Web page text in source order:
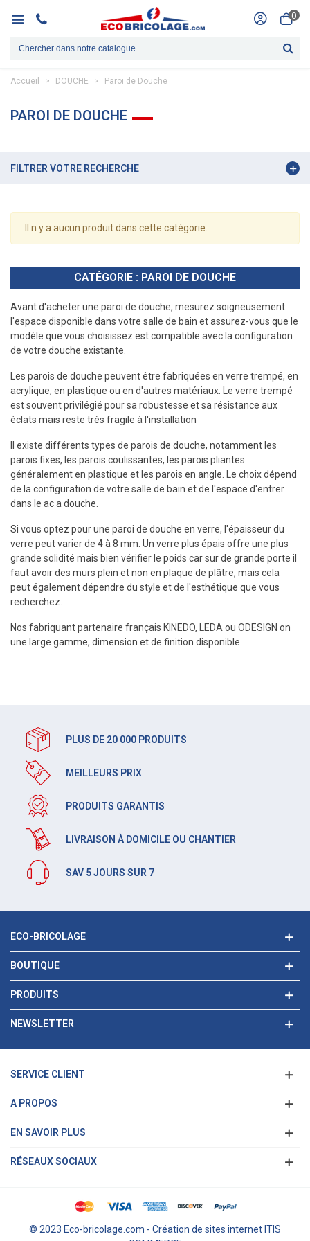
0
Accueil > DOUCHE > Paroi de Douche
PAROI DE DOUCHE
FILTRER VOTRE RECHERCHE
Il n y a aucun produit dans cette catégorie.
CATÉGORIE : PAROI DE DOUCHE
Avant d'acheter une paroi de douche, mesurez soigneusement
l'espace disponible dans votre salle de bain et assurez-vous que le
modèle que vous choisissez est compatible avec la configuration
de votre douche existante.
Les parois de douche peuvent être fabriquées en verre trempé, en
acrylique, en plastique ou en d'autres matériaux. Le verre trempé
est souvent privilégié pour sa robustesse et sa résistance aux
éclats mais reste très fragile à l'installation
Il existe différents types de parois de douche, notamment les
parois fixes, les parois coulissantes, les parois pliantes
généralement en plastique et les parois en angle. Le choix dépend
de la configuration de votre salle de bain et de l'espace d'entrer
dans le ac a douche.
Si vous optez pour une paroi de douche en verre, l'épaisseur du
verre peut varier de 4 à 8 mm. Un verre plus épais offre une plus
grande solidité mais bien vérifier le poids car sur de grande porte il
faut avoir des murs plein et non en plaque de plâtre, mais cela
peut également dépendre du style et de l'esthétique que vous
recherchez.
Nos fabriquant partenaire français KINEDO, LEDA ou ODESIGN on
une large gamme, dimension et de finition disponible.
PLUS DE 20 000 PRODUITS
MEILLEURS PRIX
PRODUITS GARANTIS
LIVRAISON À DOMICILE OU CHANTIER
SAV 5 JOURS SUR 7
ECO-BRICOLAGE
BOUTIQUE
PRODUITS
NEWSLETTER
SERVICE CLIENT
A PROPOS
EN SAVOIR PLUS
RÉSEAUX SOCIAUX
© 2023 Eco-bricolage.com - Création de sites internet ITIS